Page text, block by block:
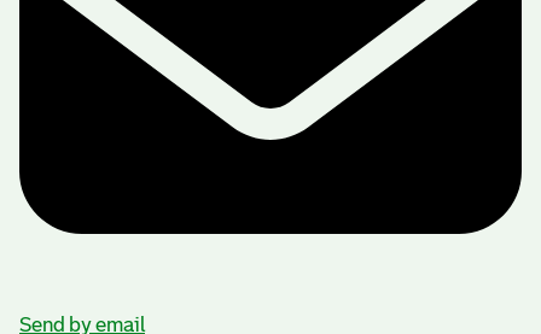
Send by email